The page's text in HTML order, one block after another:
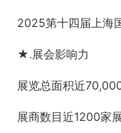
2025第十四届上海
★.展会影响力
展览总面积近
展商数目近1200家